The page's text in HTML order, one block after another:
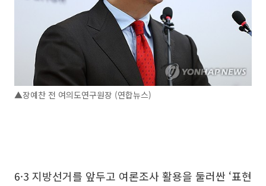
▲장예찬 전 여의도연구원장 (연합뉴스)
6·3 지방선거를 앞두고 여론조사 활용을 둘러싼 ‘표현